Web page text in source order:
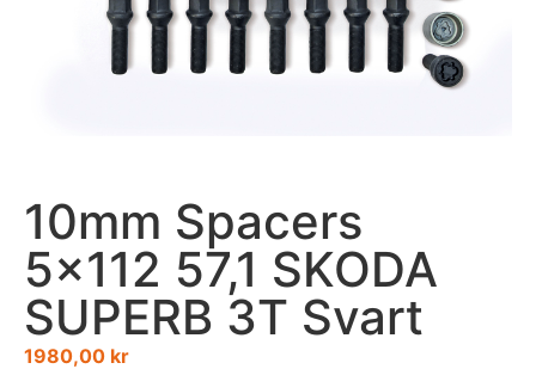
10mm Spacers
5×112 57,1 SKODA
SUPERB 3T Svart
1980,00 kr